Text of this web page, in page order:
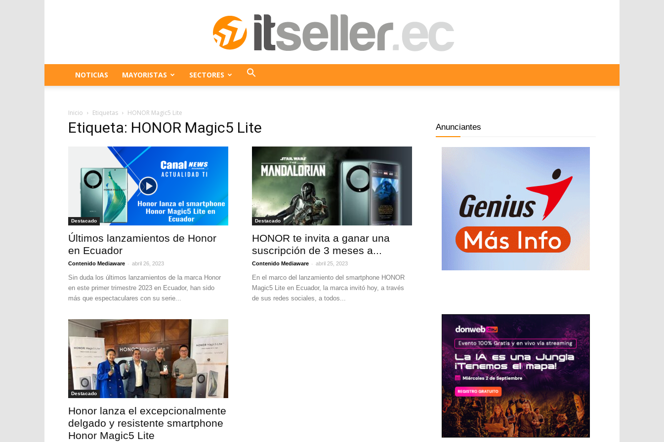
ITseller
Ecuador
NOTICIAS MAYORISTAS SECTORES
Inicio Etiquetas HONOR Magic5 Lite
Etiqueta: HONOR Magic5 Lite
Destacado
Últimos lanzamientos de Honor
en Ecuador
Contenido Mediaware - abril 26, 2023
Sin duda los últimos lanzamientos de la marca Honor
en este primer trimestre 2023 en Ecuador, han sido
más que espectaculares con su serie...
Destacado
HONOR te invita a ganar una
suscripción de 3 meses a...
Contenido Mediaware - abril 25, 2023
En el marco del lanzamiento del smartphone HONOR
Magic5 Lite en Ecuador, la marca invitó hoy, a través
de sus redes sociales, a todos...
Destacado
Honor lanza el excepcionalmente
delgado y resistente smartphone
Honor Magic5 Lite
Anunciantes